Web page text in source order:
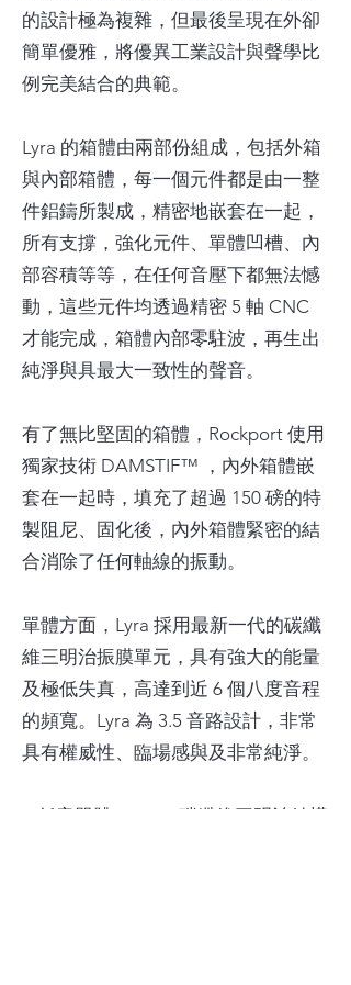
的設計極為複雜，但最後呈現在外卻
簡單優雅，將優異工業設計與聲學比
例完美結合的典範。
Lyra 的箱體由兩部份組成，包括外箱
與內部箱體，每一個元件都是由一整
件鋁鑄所製成，精密地嵌套在一起，
所有支撐，強化元件、單體凹槽、內
部容積等等，在任何音壓下都無法憾
動，這些元件均透過精密 5 軸 CNC
才能完成，箱體內部零駐波，再生出
純淨與具最大一致性的聲音。
有了無比堅固的箱體，Rockport 使用
獨家技術 DAMSTIF™ ，內外箱體嵌
套在一起時，填充了超過 150 磅的特
製阻尼、固化後，內外箱體緊密的結
合消除了任何軸線的振動。
單體方面，Lyra 採用最新一代的碳纖
維三明治振膜單元，具有強大的能量
及極低失真，高達到近 6 個八度音程
的頻寬。Lyra 為 3.5 音路設計，非常
具有權威性、臨場感與及非常純淨。
● 低音單體: 2 x 10″ 碳纖維三明治結構